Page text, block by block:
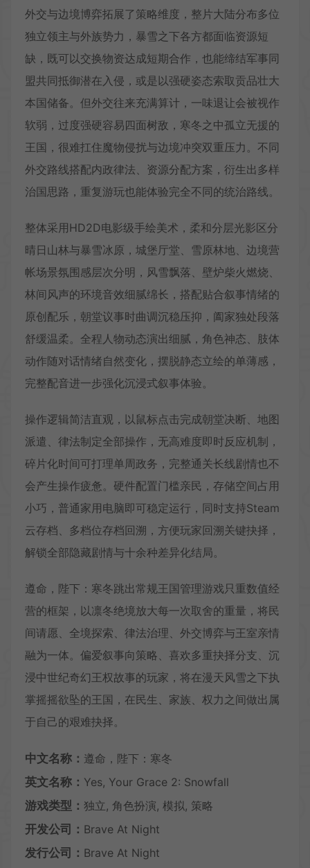
外交与边境博弈拓展了策略维度，整片大陆分布多位
独立领主与外族势力，暴雪之下各方都面临资源短
缺，既可以交换物资达成短期合作，也能缔结军事同
盟共同抵御潜在入侵，或是以强硬姿态索取贡品壮大
本国储备。但外交往来充满算计，一味退让会被视作
软弱，过度强硬容易四面树敌，寒冬之中孤立无援的
王国，很难扛住魔物侵扰与边境冲突双重压力。不同
外交路线搭配内政律法、资源分配方案，衍生出多样
治国思路，重复游玩也能体验完全不同的统治路线。
整体采用HD2D电影级手绘美术，柔和分层光影区分
晴日山林与暴雪冰原，城堡厅堂、雪原林地、边境营
帐场景氛围感层次分明，风雪飘落、壁炉柴火燃烧、
林间风声的环境音效细腻绵长，搭配贴合叙事情绪的
原创配乐，朝堂议事时曲调沉稳压抑，阖家独处段落
舒缓温柔。全程人物动态演出细腻，角色神态、肢体
动作随对话情绪自然变化，摆脱静态立绘的单薄感，
完整配音进一步强化沉浸式叙事体验。
操作逻辑简洁直观，以鼠标点击完成朝堂决断、地图
派遣、律法制定全部操作，无高难度即时反应机制，
碎片化时间可打理单周政务，完整通关长线剧情也不
会产生操作疲惫。硬件配置门槛亲民，存储空间占用
小巧，普通家用电脑即可稳定运行，同时支持Steam
云存档、多档位存档回溯，方便玩家回溯关键抉择，
解锁全部隐藏剧情与十余种差异化结局。
遵命，陛下：寒冬跳出常规王国管理游戏只重数值经
营的框架，以凛冬绝境放大每一次取舍的重量，将民
间请愿、全境探索、律法治理、外交博弈与王室亲情
融为一体。偏爱叙事向策略、喜欢多重抉择分支、沉
浸中世纪奇幻王权故事的玩家，将在漫天风雪之下执
掌摇摇欲坠的王国，在民生、家族、权力之间做出属
于自己的艰难抉择。
中文名称： 遵命，陛下：寒冬
英文名称： Yes, Your Grace 2: Snowfall
游戏类型： 独立, 角色扮演, 模拟, 策略
开发公司： Brave At Night
发行公司： Brave At Night